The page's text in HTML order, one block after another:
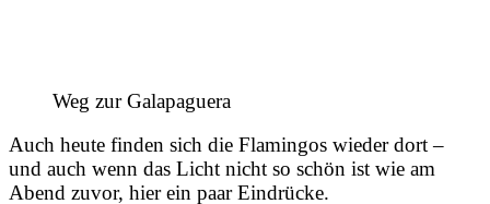
Weg zur Galapaguera
Auch heute finden sich die Flamingos wieder dort –
und auch wenn das Licht nicht so schön ist wie am
Abend zuvor, hier ein paar Eindrücke.